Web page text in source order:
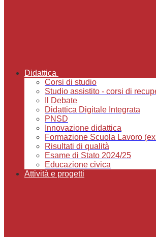
Didattica
Corsi di studio
Studio assistito - corsi di
Il Debate
Didattica Digitale Integrata
PNSD
Innovazione didattica
Formazione Scuola Lavoro
Risultati di qualità
Esame di Stato 2024/25
Educazione civica
Attività e progetti